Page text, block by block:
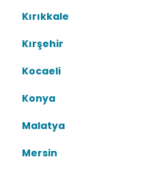
Kırıkkale
Kırşehir
Kocaeli
Konya
Malatya
Mersin